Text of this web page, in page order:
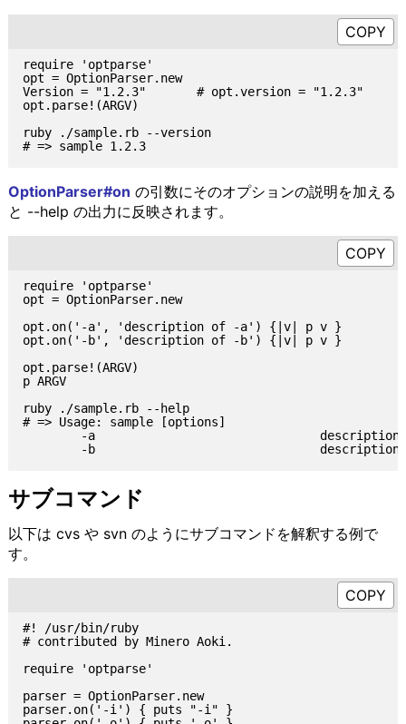
require 'optparse'
opt = OptionParser.new
Version = "1.2.3"       # opt.version = "1.2.3"
opt.parse!(ARGV)
ruby ./sample.rb --version
# => sample 1.2.3
OptionParser#on の引数にそのオプションの説明を加える
と --help の出力に反映されます。
require 'optparse'
opt = OptionParser.new
opt.on('-a', 'description of -a') {|v| p v }
opt.on('-b', 'description of -b') {|v| p v }
opt.parse!(ARGV)
p ARGV
ruby ./sample.rb --help
# => Usage: sample [options]
-a                               description
サブコマンド
以下は cvs や svn のようにサブコマンドを解釈する例で
す。
#! /usr/bin/ruby
# contributed by Minero Aoki.
require 'optparse'
parser = OptionParser.new
parser.on('-i') { puts "-i" }